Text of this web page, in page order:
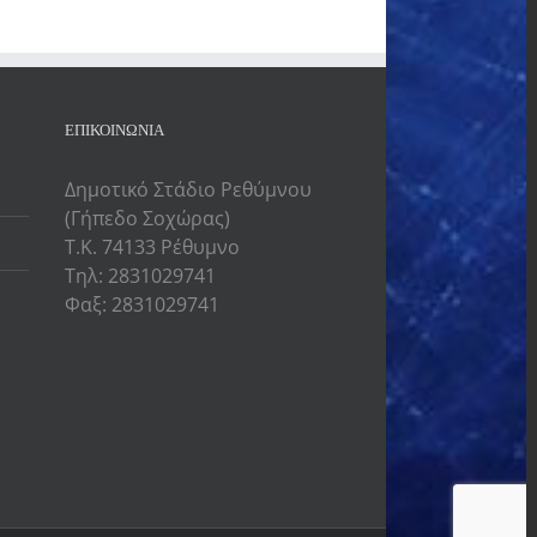
ΕΠΙΚΟΙΝΩΝΙΑ
Δημοτικό Στάδιο Ρεθύμνου
(Γήπεδο Σοχώρας)
Τ.Κ. 74133 Ρέθυμνο
Τηλ: 2831029741
Φαξ: 2831029741